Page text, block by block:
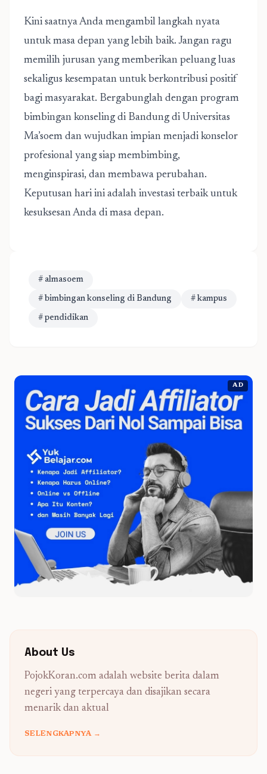
Kini saatnya Anda mengambil langkah nyata
untuk masa depan yang lebih baik. Jangan ragu
memilih jurusan yang memberikan peluang luas
sekaligus kesempatan untuk berkontribusi positif
bagi masyarakat. Bergabunglah dengan program
bimbingan konseling di Bandung di Universitas
Ma’soem dan wujudkan impian menjadi konselor
profesional yang siap membimbing,
menginspirasi, dan membawa perubahan.
Keputusan hari ini adalah investasi terbaik untuk
kesuksesan Anda di masa depan.
# almasoem
# bimbingan konseling di Bandung # kampus
# pendidikan
AD
About Us
PojokKoran.com adalah website berita dalam
negeri yang terpercaya dan disajikan secara
menarik dan aktual
SELENGKAPNYA →